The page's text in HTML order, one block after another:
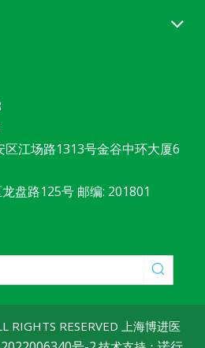
区江场路1313号金谷中环大厦6
盘路125号 邮编: 201801
RIGHTS RESERVED 上海博进医